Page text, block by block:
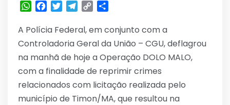
WhatsApp
Facebook
TwitterTelegram
Copy
A Polícia Federal, em conjunto com a
Controladoria Geral da União – CGU, deflagrou
na manhã de hoje a Operação DOLO MALO,
com a finalidade de reprimir crimes
relacionados com licitação realizada pelo
município de Timon/MA, que resultou na